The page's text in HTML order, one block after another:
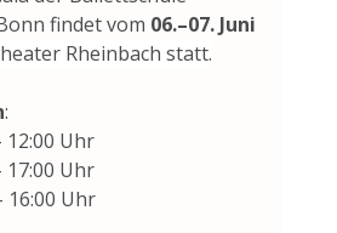
findet vom 06.–07. Juni
Rheinbach statt.
:
12:00 Uhr
17:00 Uhr
16:00 Uhr